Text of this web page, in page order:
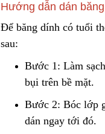
Hướng dẫn dán
Để băng dính có tuổi
sau:
Bước 1: Làm
bụi trên bề mặt.
Bước 2: Bóc lớp
dán ngay tới đó.